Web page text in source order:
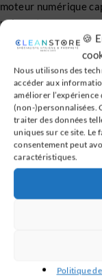
🍪
Nous utilisons des
accéder aux
améliorer
(non-)personnalisées.
traiter des données
uniques sur ce site. Le
consentement peut
caractéristiques.
Politique
moteur numérique
puissant pour se
Aibladesont une
Des lames d’air
expulsées à plus de
résumé : non
12 secondes, mais
bactérie) présentes
retrouvent
Les prix
DYSON
l’instant T (alors